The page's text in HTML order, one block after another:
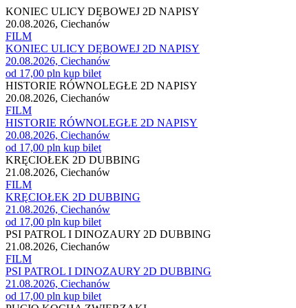
KONIEC ULICY DĘBOWEJ 2D NAPISY
20.08.2026, Ciechanów
FILM
KONIEC ULICY DĘBOWEJ 2D NAPISY
20.08.2026, Ciechanów
od 17,00 pln kup bilet
HISTORIE RÓWNOLEGŁE 2D NAPISY
20.08.2026, Ciechanów
FILM
HISTORIE RÓWNOLEGŁE 2D NAPISY
20.08.2026, Ciechanów
od 17,00 pln kup bilet
KRĘCIOŁEK 2D DUBBING
21.08.2026, Ciechanów
FILM
KRĘCIOŁEK 2D DUBBING
21.08.2026, Ciechanów
od 17,00 pln kup bilet
PSI PATROL I DINOZAURY 2D DUBBING
21.08.2026, Ciechanów
FILM
PSI PATROL I DINOZAURY 2D DUBBING
21.08.2026, Ciechanów
od 17,00 pln kup bilet